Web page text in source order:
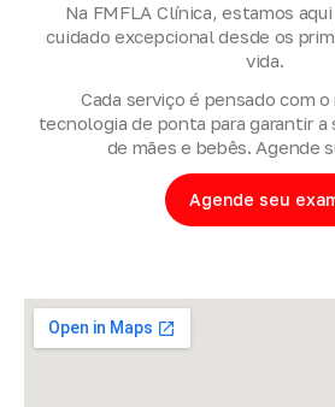
Na FMFLA Clínica, estamos
cuidado excepcional desde os
vida.
Cada serviço é pensado com
tecnologia de ponta para garantir a
de mães e bebês. Agende
Agende seu